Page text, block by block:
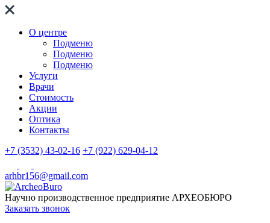
О центре
Подменю
Подменю
Подменю
Услуги
Врачи
Стоимость
Акции
Оптика
Контакты
+7 (3532) 43-02-16 +7 (922) 629-04-12
arhbr156@gmail.com
Научно производственное предприятие АРХЕОБЮРО
Заказать звонок